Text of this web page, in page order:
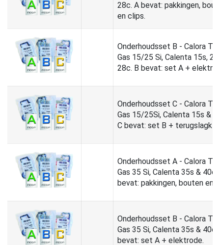
28c. A bevat: pakkingen,
en clips.
Onderhoudsset B - Calora
Gas 15/25 Si, Calenta 15s,
28c. B bevat: set A +
Onderhoudsset C - Calora
Gas 15/25Si, Calenta 15s &
C bevat: set B +
Onderhoudsset A - Calora
Gas 35 Si, Calenta 35s & 40c.
bevat: pakkingen, bouten en
Onderhoudsset B - Calora
Gas 35 Si, Calenta 35s & 40c.
bevat: set A + elektrode.